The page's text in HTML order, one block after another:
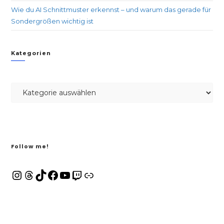
Wie du AI Schnittmuster erkennst – und warum das gerade für
Sondergrößen wichtig ist
Kategorien
Follow me!